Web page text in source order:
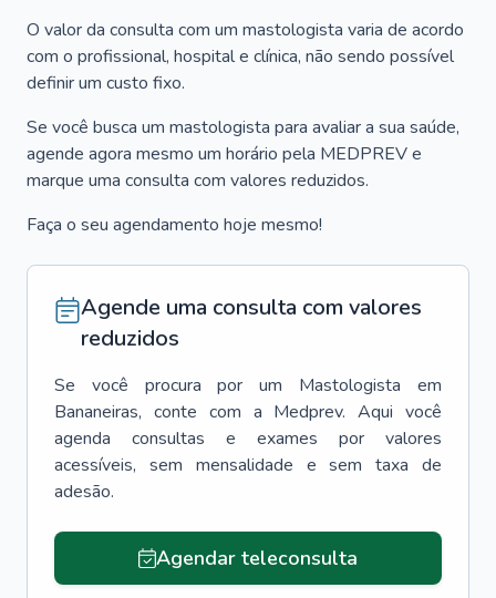
O valor da consulta com um mastologista varia de acordo
com o profissional, hospital e clínica, não sendo possível
definir um custo fixo.
Se você busca um mastologista para avaliar a sua saúde,
agende agora mesmo um horário pela MEDPREV e
marque uma consulta com valores reduzidos.
Faça o seu agendamento hoje mesmo!
Agende uma consulta com valores
reduzidos
Se você procura por um Mastologista
em
Bananeiras, conte com a Medprev. Aqui você
agenda consultas e exames por valores
acessíveis, sem mensalidade e sem taxa de
adesão.
Agendar teleconsulta